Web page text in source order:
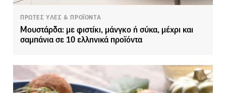
ΠΡΩΤΕΣ ΥΛΕΣ & ΠΡΟΪΟΝΤΑ
Μουστάρδα: με φιστίκι, μάνγκο ή σύκα, μέχρι και
σαμπάνια σε 10 ελληνικά προϊόντα